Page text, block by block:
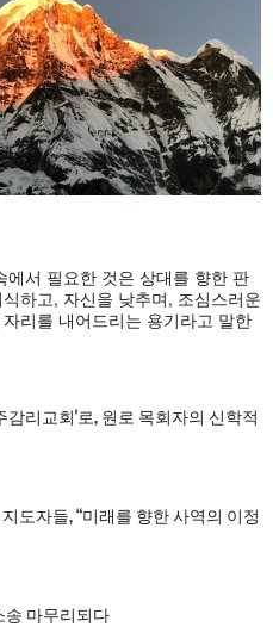
서 필요한 것은 상대를 향한 판
하고, 자신을 낮추며, 조심스러운
리를 내어드리는 용기라고 말한
감리교회'로, 원로 목회자의 신학적
도자들, “미래를 향한 사역의 이정
송 마무리되다